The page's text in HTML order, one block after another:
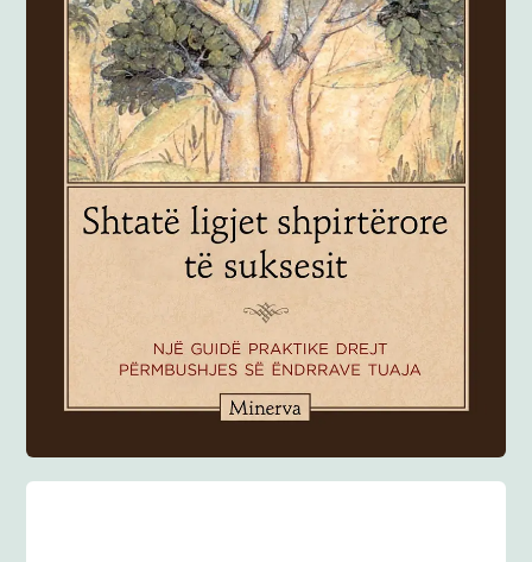
Anglisht
Ditarë
Evente
Blog